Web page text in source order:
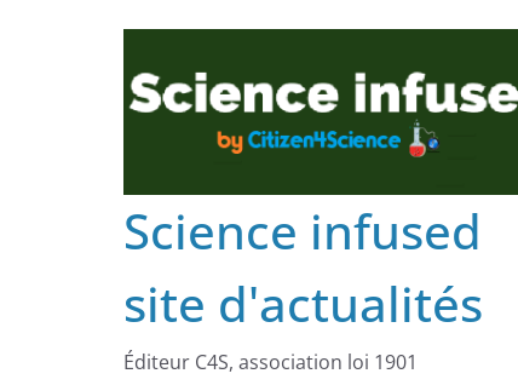
Science infused
site d'actualités
Éditeur C4S, association loi 1901